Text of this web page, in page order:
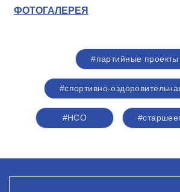
ФОТОГАЛЕРЕЯ
#партийные проекты
#спортивно-
#НСО